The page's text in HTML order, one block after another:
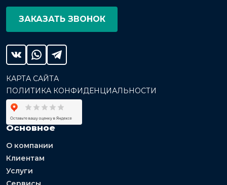
ЗАКАЗАТЬ ЗВОНОК
КАРТА САЙТА
ПОЛИТИКА КОНФИДЕНЦИАЛЬНОСТИ
Основное
О компании
Клиентам
Услуги